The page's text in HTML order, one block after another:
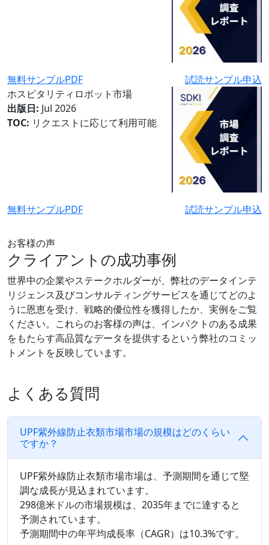
無料サンプルPDF
試読サンプル申込
ホスピタリティロボット市場
出版日: Jul 2026
TOC: リクエストに応じて利用可能
無料サンプルPDF 試読サンプル申込
お客様の声
クライアントの成功事例
世界中の企業やステークホルダーが、弊社のデータインテ
リジェンス及びコンサルティングサービスを通じてどのよ
うに恩恵を受け、戦略的優位性を獲得したか、実例をご覧
ください。これらのお客様の声は、インパクトのある成果
をもたらす高品質なデータを提供するという弊社のコミッ
トメントを反映しています。
よくある質問
UPF紫外線防止衣類市場市場の規模はどのくらい
ですか？
UPF紫外線防止衣類市場市場は、予測期間を通じて堅
調な成長が見込まれています。
298億米ドルの市場規模は、2035年までに達すると
予測されています。
予測期間中の年平均成長率（CAGR）は10.3%です。